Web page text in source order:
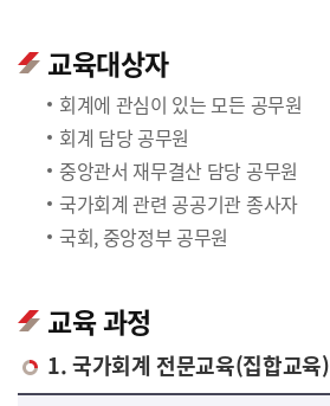
교육대상자
회계에 관심이 있는 모든 공무원
회계 담당 공무원
중앙관서 재무결산 담당 공무원
국가회계 관련 공공기관 종사자
국회, 중앙정부 공무원
교육 과정
1. 국가회계 전문교육(집합교육)
국가회계 전문교육(집합교육)에 대한 안내 표로 국가회계이론, 국가회계실무, 재무결산실무로 구분되며 이에 해당하는 내용으로 구성되어 있습니다.